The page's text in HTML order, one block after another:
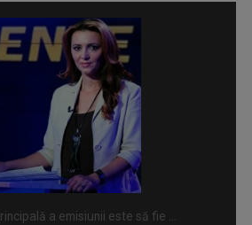
a emisiunii este să fie ...